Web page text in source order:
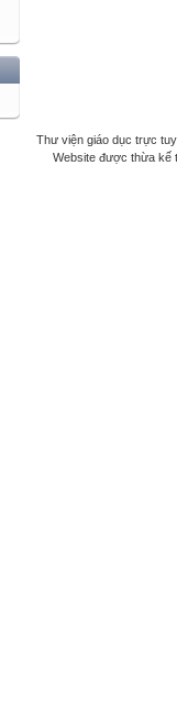
Thư viện giáo dục trực
Website được thừa kế